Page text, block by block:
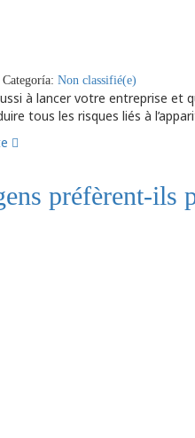
Categoría: Non classifié(e)
à lancer votre entreprise et
tous les risques liés à
préfèrent-ils